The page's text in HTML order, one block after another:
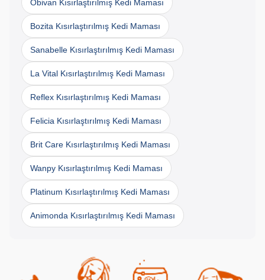
Obivan Kısırlaştırılmış Kedi Maması
Bozita Kısırlaştırılmış Kedi Maması
Sanabelle Kısırlaştırılmış Kedi Maması
La Vital Kısırlaştırılmış Kedi Maması
Reflex Kısırlaştırılmış Kedi Maması
Felicia Kısırlaştırılmış Kedi Maması
Brit Care Kısırlaştırılmış Kedi Maması
Wanpy Kısırlaştırılmış Kedi Maması
Platinum Kısırlaştırılmış Kedi Maması
Animonda Kısırlaştırılmış Kedi Maması